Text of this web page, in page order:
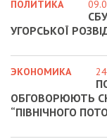
ПОЛИТИКА
УГОРСЬКОЇ
ЭКОНОМИКА
ОБГОВОРЮЮТЬ
“ПІВНІЧНОГО